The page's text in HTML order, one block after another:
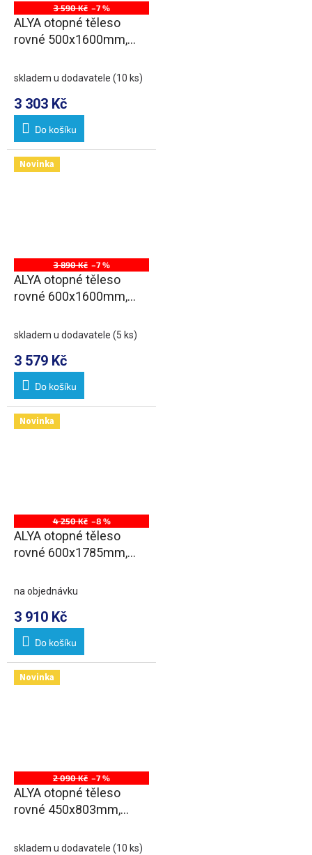
3 590 Kč –7 %
ALYA otopné těleso
rovné 500x1600mm,
chrom
skladem u dodavatele (10 ks)
3 303 Kč
Do košíku
Novinka
3 890 Kč –7 %
ALYA otopné těleso
rovné 600x1600mm,
chrom
skladem u dodavatele (5 ks)
3 579 Kč
Do košíku
Novinka
4 250 Kč –8 %
ALYA otopné těleso
rovné 600x1785mm,
chrom
na objednávku
3 910 Kč
Do košíku
Novinka
2 090 Kč –7 %
ALYA otopné těleso
rovné 450x803mm,
skladem u dodavatele (10 ks)